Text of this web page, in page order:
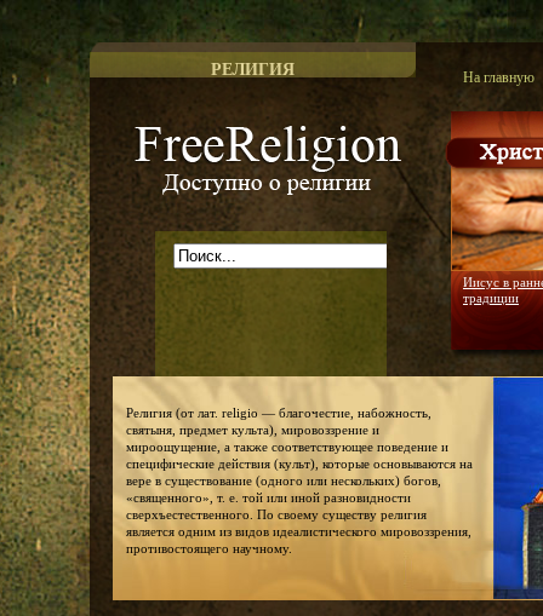
РЕЛИГИЯ На главную
Иисус в
традиции
Религия (от лат. religio — благочестие, набожность,
святыня, предмет культа), мировоззрение и
мироощущение, а также соответствующее поведение и
специфические действия (культ), которые основываются на
вере в существование (одного или нескольких) богов,
«священного», т. е. той или иной разновидности
сверхъестественного. По своему существу религия
является одним из видов идеалистического мировоззрения,
противостоящего научному.